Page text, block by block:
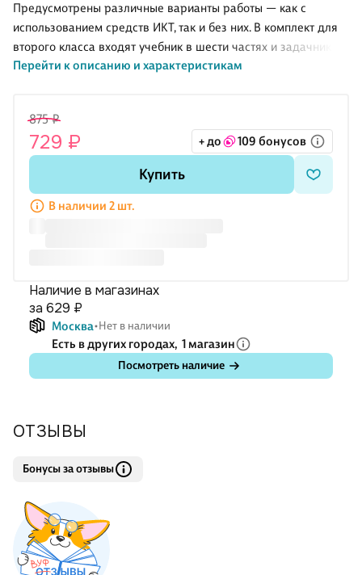
Предусмотрены различные варианты работы — как с
использованием средств ИКТ, так и без них. В комплект для
второго класса входят учебник в шести частях и задачник в
шести частях. В середине задачника находятся листы
располагаются в порядке возрастания сложности (две
последние задачи в уроке обычно являются достаточно
трудными и необязательными). В зависимости от
индивидуальных особенностей детей учитель может
изменять скорость и порядок прохождения материала.
Перейти к описанию и характеристикам
875 ₽
729 ₽ + до 109 бонусов
Купить
В наличии 2 шт.
Наличие в магазинах
за 629 ₽
Москва Нет в наличии
Есть в других городах, 1 магазин
Посмотреть наличие
ОТЗЫВЫ
Бонусы за отзывы